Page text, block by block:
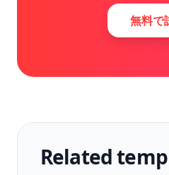
無料で
Related